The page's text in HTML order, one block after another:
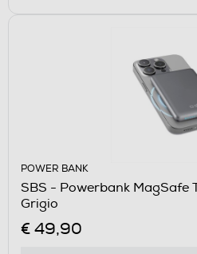
POWER BANK
SBS - Powerbank MagSafe
Grigio
€ 49,90